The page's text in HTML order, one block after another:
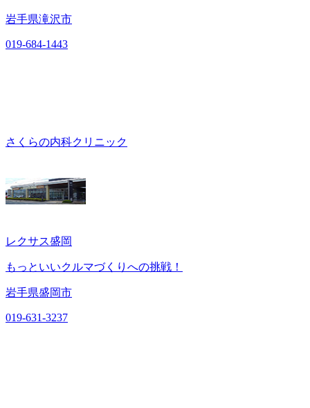
岩手県滝沢市
019-684-1443
さくらの内科クリニック
レクサス盛岡
もっといいクルマづくりへの挑戦！
岩手県盛岡市
019-631-3237